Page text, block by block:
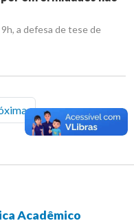
a defesa de tese de
Acadêmico